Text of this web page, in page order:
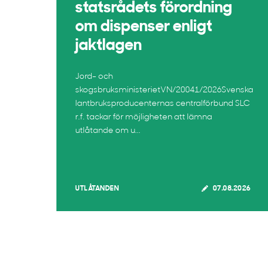
statsrådets förordning
om dispenser enligt
jaktlagen
Jord- och
skogsbruksministerietVN/20041/2026Svenska
lantbruksproducenternas centralförbund SLC
r.f. tackar för möjligheten att lämna
utlåtande om u...
UTLÅTANDEN 07.08.2026